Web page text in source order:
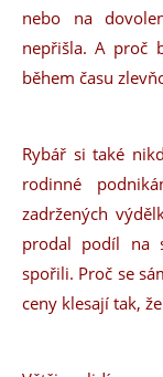
nebo na
nepřišla. A proč
během času
Rybář si také
rodinné
zadržených
prodal podíl na
spořili. Proč se
ceny klesají tak,